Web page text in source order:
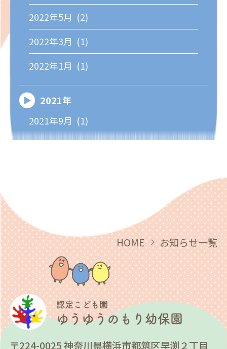
2022年5月 (2)
2022年3月 (1)
2022年1月 (1)
2021年
2021年9月 (1)
HOME お知らせ一覧
認定こども園
ゆうゆうのもり幼保園
〒224-0025 神奈川県横浜市都筑区早渕２丁目